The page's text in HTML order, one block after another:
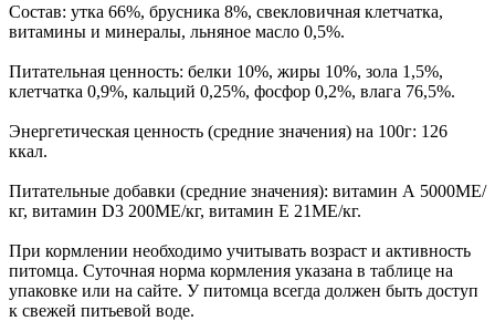
Состав: утка 66%, брусника 8%, свекловичная клетчатка,
витамины и минералы, льняное масло 0,5%.
Питательная ценность: белки 10%, жиры 10%, зола 1,5%,
клетчатка 0,9%, кальций 0,25%, фосфор 0,2%, влага 76,5%.
Энергетическая ценность (средние значения) на 100г: 126
ккал.
Питательные добавки (средние значения): витамин А 5000МЕ/
кг, витамин D3 200МЕ/кг, витамин Е 21МЕ/кг.
При кормлении необходимо учитывать возраст и активность
питомца. Суточная норма кормления указана в таблице на
упаковке или на сайте. У питомца всегда должен быть доступ
к свежей питьевой воде.